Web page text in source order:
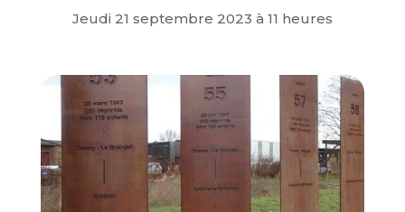
Jeudi 21 septembre 2023 à 11 heures